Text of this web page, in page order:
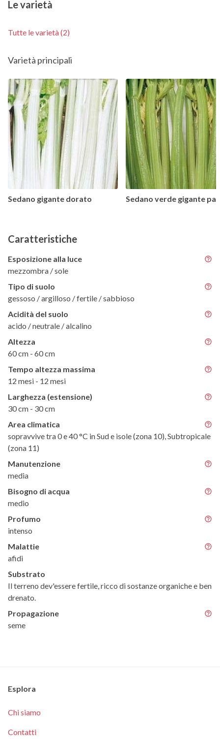
Le varietà
Tutte le varietà (2)
Varietà principali
Sedano gigante dorato Sedano verde gigante
Caratteristiche
Esposizione alla luce
mezzombra / sole
Tipo di suolo
gessoso / argilloso / fertile / sabbioso
Acidità del suolo
acido / neutrale / alcalino
Altezza
60 cm - 60 cm
Tempo altezza massima
12 mesi - 12 mesi
Larghezza (estensione)
30 cm - 30 cm
Area climatica
sopravvive tra 0 e 40 °C in Sud e isole (zona 10), Subtropicale
(zona 11)
Manutenzione
media
Bisogno di acqua
medio
Profumo
intenso
Malattie
afidi
Substrato
Il terreno dev'essere fertile, ricco di sostanze organiche e ben
drenato.
Propagazione
seme
Esplora
Chi siamo
Contatti